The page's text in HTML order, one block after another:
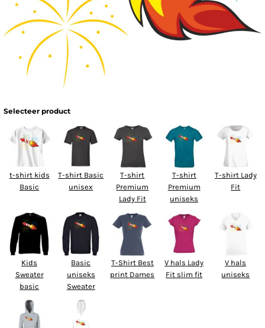
Selecteer product
t-shirt kids
Basic
T-shirt Basic
unisex
T-shirt
Premium
Lady Fit
T-shirt
Premium
uniseks
T-shirt Lady
Fit
Kids
Sweater
basic
Basic
uniseks
Sweater
T-Shirt Best
print Dames
V hals Lady
Fit slim fit
V hals
uniseks